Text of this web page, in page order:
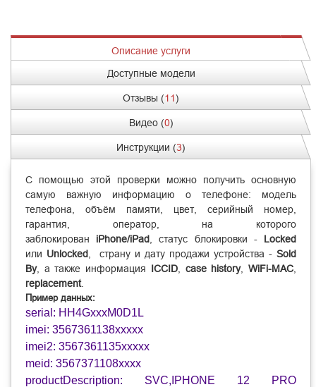
Описание услуги
Доступные модели
Отзывы (11)
Видео (0)
Инструкции (3)
С помощью этой проверки можно получить основную
самую важную информацию о телефоне: модель
телефона, объём памяти, цвет, серийный номер,
гарантия, оператор, на которого
заблокирован iPhone/iPad , статус блокировки - Locked
или Unlocked , страну и дату продажи устройства - Sold
By, а также информация ICCID, case history,WiFi-MAC
replacement.
Пример данных:
serial: HH4GxxxM0D1L
imei: 3567361138xxxxx
imei2: 3567361135xxxxx
meid: 3567371108xxxx
productDescription: SVC,IPHONE 12 PRO